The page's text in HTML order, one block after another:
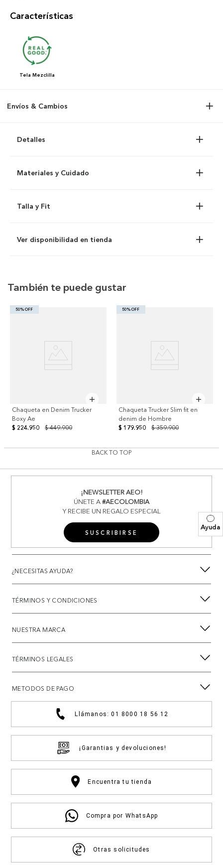
Ayuda
Características
Tela Mezclilla
Envíos & Cambios
Detalles
Materiales y Cuidado
Talla y Fit
Ver disponibilidad en tienda
También te puede gustar
50% OFF
Chaqueta en Denim Trucker
Boxy Ae
$ 449.900
$ 224.950
50% OFF
Chaqueta Trucker Slim fit en
denim de Hombre
$ 359.900
$ 179.950
BACK TO TOP
¡NEWSLETTER AEO!
ÚNETE A#AECOLOMBIA
Y RECIBE UN REGALO ESPECIAL
SUSCRIBIRSE
¿NECESITAS AYUDA?
TÉRMINOS Y CONDICIONES
NUESTRA MARCA
TÉRMINOS LEGALES
METODOS DE PAGO
Llámanos: 01 8000 18 56 12
¡Garantias y devoluciones!
Encuentra tu tienda
Compra por WhatsApp
Otras solicitudes